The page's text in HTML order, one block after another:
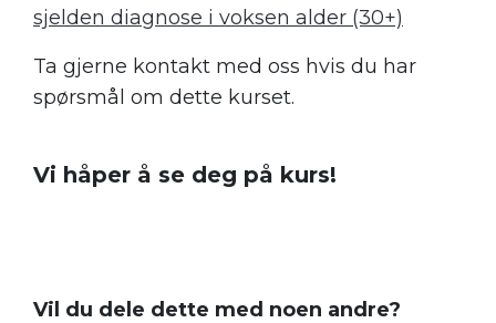
sjelden diagnose i voksen alder (30+)
Ta gjerne kontakt med oss hvis du har
spørsmål om dette kurset.
Vi håper å se deg på kurs!
Vil du dele dette med noen andre?